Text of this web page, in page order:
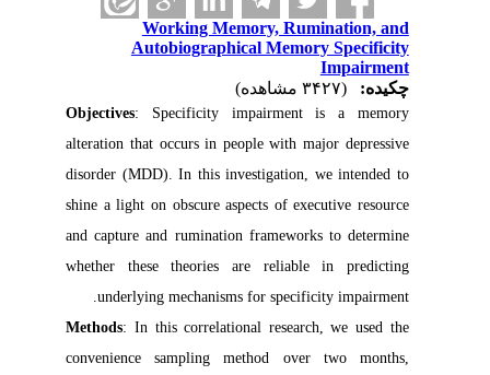
Working Memory, Rumination, and
Autobiographical Memory Specificity
Impairment
چکیده:
Objectives
: Specificity impairment is a memory
alteration that occurs in people with major depressive
disorder (MDD). In this investigation, we intended to
shine a light on obscure aspects of executive resource
and capture and rumination frameworks to determine
whether these theories are reliable in predicting
underlying mechanisms for specificity impairment.
Methods: In this correlational research, we used the
convenience sampling method over two months,